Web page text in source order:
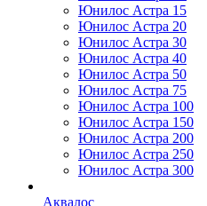
Юнилос Астра 15
Юнилос Астра 20
Юнилос Астра 30
Юнилос Астра 40
Юнилос Астра 50
Юнилос Астра 75
Юнилос Астра 100
Юнилос Астра 150
Юнилос Астра 200
Юнилос Астра 250
Юнилос Астра 300
Аквалос